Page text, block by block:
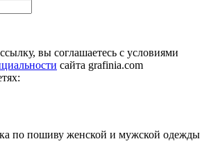
вы соглашаетесь с условиями
сайта grafinia.com
по пошиву женской и мужской одежды